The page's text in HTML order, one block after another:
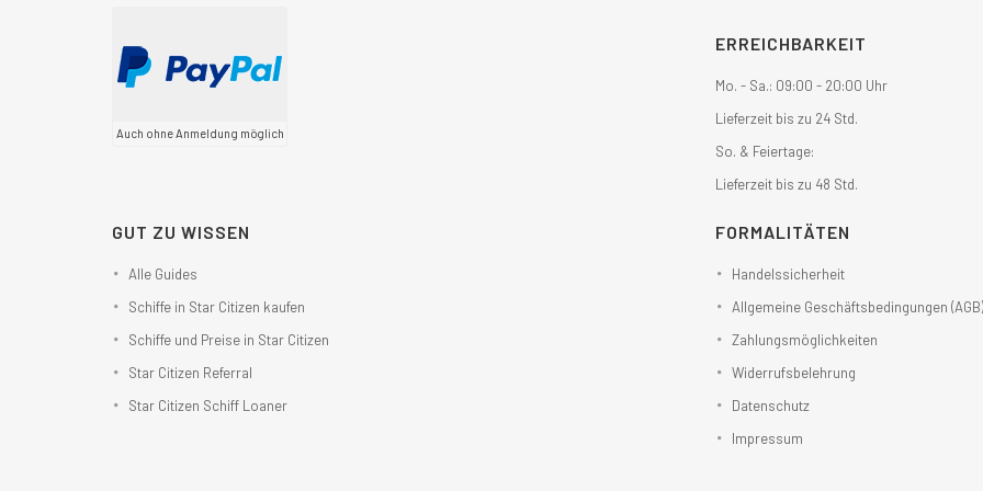
Auch ohne Anmeldung möglich
ERREICHBARKEIT
Mo. - Sa.: 09:00 - 20:00 Uhr
Lieferzeit bis zu 24 Std.
So. & Feiertage:
Lieferzeit bis zu 48 Std.
GUT ZU WISSEN
Alle Guides
Schiffe in Star Citizen kaufen
Schiffe und Preise in Star Citizen
Star Citizen Referral
Star Citizen Schiff Loaner
FORMALITÄTEN
Handelssicherheit
Allgemeine Geschäftsbedingungen (AGB)
Zahlungsmöglichkeiten
Widerrufsbelehrung
Datenschutz
Impressum